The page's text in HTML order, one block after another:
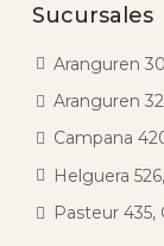
Sucursales
Aranguren
Aranguren
Campana
Helguera
Pasteur 435,